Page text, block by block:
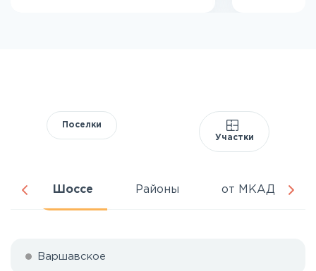
Поселки
Участки
Шоссе Районы от МКАД
Варшавское